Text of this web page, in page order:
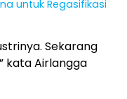
untuk Regasifikasi
Sekarang
kata Airlangga